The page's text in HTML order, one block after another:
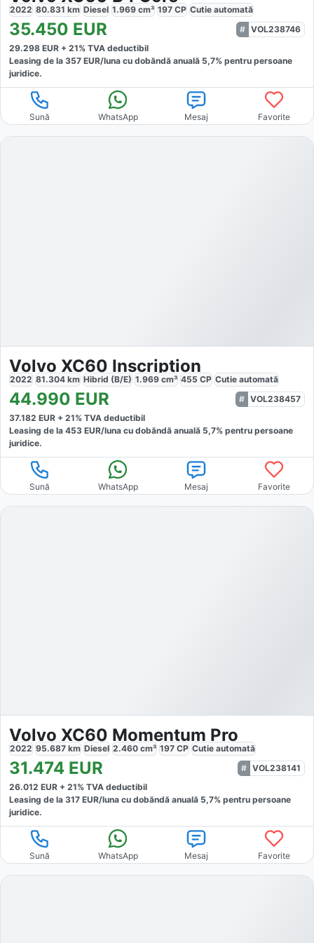
2022 80.831 km Diesel 1.969 cm³ 197 CP Cutie automată
35.450 EUR
VOL238746
29.298 EUR + 21% TVA deductibil
Leasing de la 357 EUR/luna cu dobăndă anuală 5,7% pentru persoane
juridice.
Sună WhatsApp Mesaj Favorite
Volvo XC60 Inscription
2022 81.304 km Hibrid (B/E) 1.969 cm³ 455 CP Cutie automată
44.990 EUR
VOL238457
37.182 EUR + 21% TVA deductibil
Leasing de la 453 EUR/luna cu dobăndă anuală 5,7% pentru persoane
juridice.
Sună WhatsApp Mesaj Favorite
Volvo XC60 Momentum Pro
2022 95.687 km Diesel 2.460 cm³ 197 CP Cutie automată
31.474 EUR
VOL238141
26.012 EUR + 21% TVA deductibil
Leasing de la 317 EUR/luna cu dobăndă anuală 5,7% pentru persoane
juridice.
Sună WhatsApp Mesaj Favorite